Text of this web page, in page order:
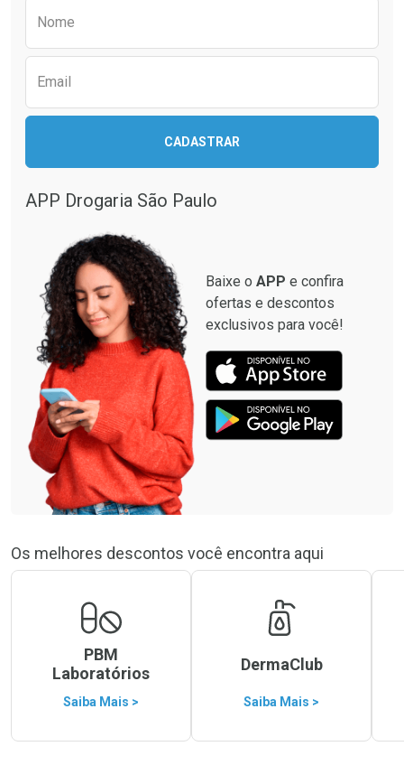
Nome
Email
CADASTRAR
APP Drogaria São Paulo
Baixe o APP e confira
ofertas e descontos
exclusivos para você!
Os melhores descontos você encontra aqui
PBM
Laboratórios
Saiba Mais >
DermaClub
Saiba Mais >